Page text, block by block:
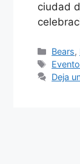
ciudad
Bears,
Deja